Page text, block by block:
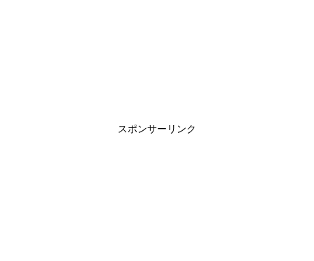
スポンサーリンク